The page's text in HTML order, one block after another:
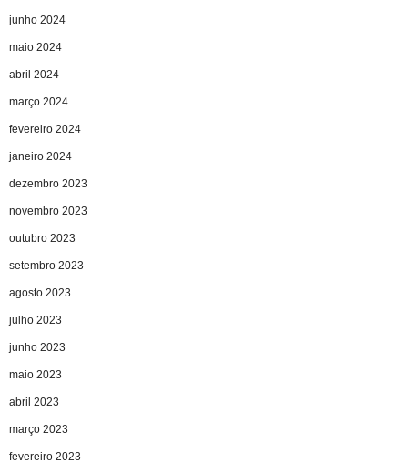
junho 2024
maio 2024
abril 2024
março 2024
fevereiro 2024
janeiro 2024
dezembro 2023
novembro 2023
outubro 2023
setembro 2023
agosto 2023
julho 2023
junho 2023
maio 2023
abril 2023
março 2023
fevereiro 2023